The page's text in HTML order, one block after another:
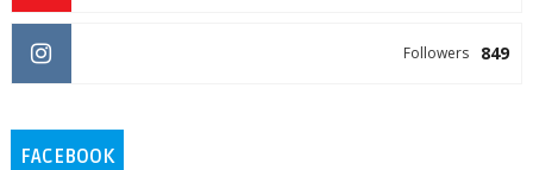
849
Followers
FACEBOOK